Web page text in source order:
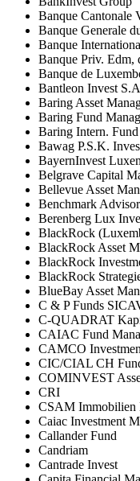
Banque Cantonale
Banque Generale
Banque
Banque Priv. Edm,
Banque de
Bantleon Invest
Baring Asset
Baring Fund
Baring Intern.
Bawag P.S.K.
BayernInvest
Belgrave Capital
Bellevue Asset
Benchmark
Berenberg Lux
BlackRock
BlackRock Asset
BlackRock
BlackRock
BlueBay Asset
C & P Funds
C-QUADRAT
CAIAC Fund
CAMCO
CIC/CIAL CH
COMINVEST
CRI
CSAM
Caiac Investment
Callander Fund
Candriam
Cantrade Invest